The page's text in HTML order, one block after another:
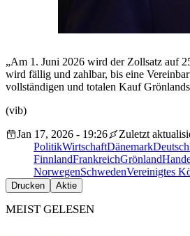
„Am 1. Juni 2026 wird der Zollsatz auf
wird fällig und zahlbar, bis eine
vollständigen und totalen Kauf
(vib)
Jan 17, 2026 - 19:26
Zuletzt
PolitikWirtschaftDänemark
FinnlandFrankreichGrönland
NorwegenSchwedenVereinigtes
Drucken Aktie
MEIST GELESEN